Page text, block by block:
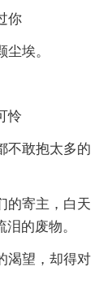
你
埃。
怜
敢抱太多的
寄主，白天
的废物。
望，却得对